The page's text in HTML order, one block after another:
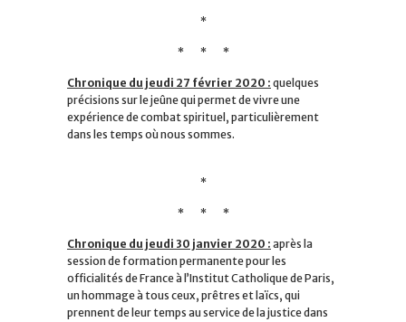
*
* * *
Chronique du jeudi 27 février 2020 : quelques
précisions sur le jeûne qui permet de vivre une
expérience de combat spirituel, particulièrement
dans les temps où nous sommes.
*
* * *
Chronique du jeudi 30 janvier 2020 : après la
session de formation permanente pour les
officialités de France à l’Institut Catholique de Paris,
un hommage à tous ceux, prêtres et laïcs, qui
prennent de leur temps au service de la justice dans